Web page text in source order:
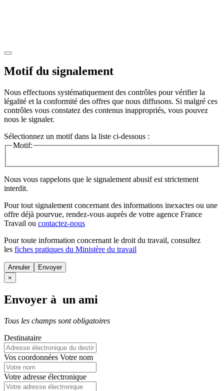
Motif du signalement
Nous effectuons systématiquement des contrôles pour vérifier la
légalité et la conformité des offres que nous diffusons. Si malgré ces
contrôles vous constatez des contenus inappropriés, vous pouvez
nous le signaler.
Sélectionnez un motif dans la liste ci-dessous :
Motif:
Nous vous rappelons que le signalement abusif est strictement
interdit.
Pour tout signalement concernant des informations inexactes ou une
offre déjà pourvue, rendez-vous auprès de votre agence France
Travail ou contactez-nous
Pour toute information concernant le droit du travail, consultez
les fiches pratiques du Ministère du travail
Annuler
×
Envoyer à un ami
Tous les champs sont obligatoires
Destinataire
Vos coordonnées Votre nom
Votre adresse électronique